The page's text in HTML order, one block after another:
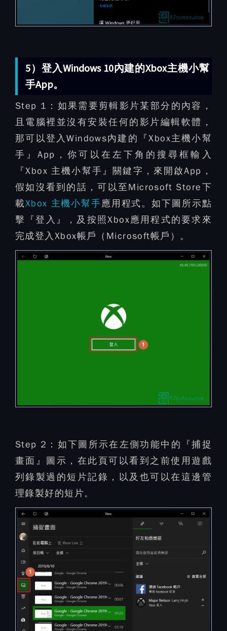
5）登入Windows 10內建的Xbox主機小幫
手App。
Step 1： 如果需要剪輯影片某部分的內容，
且電腦裡並沒有安裝任何的影片編輯軟體，
那可以登入Windows內建的『Xbox主機小幫
手』App，你可以在左下角的搜尋框輸入
『Xbox 主機小幫手』關鍵字，來開啟App，
假如沒看到的話，可以至Microsoft Store下
載Xbox 主機小幫手應用程式。如下圖所示點
擊『登入』，及按照Xbox應用程式的要求來
完成登入Xbox帳戶（Microsoft帳戶）。
Step 2： 如下圖所示在左側功能中的『捕捉
畫面』圖示，在此頁可以看到之前使用遊戲
列錄製過的短片記錄，以及也可以在這邊管
理錄製好的短片。